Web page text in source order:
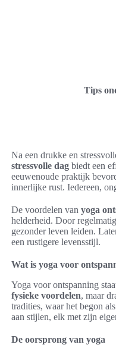
Tips
Na een drukke en
stressvolle dag biedt een
eeuwenoude praktijk
innerlijke rust. Iedereen,
De voordelen van yoga
helderheid. Door regelmatig
gezonder leven leiden.
een rustigere levensstijl.
Wat is yoga voor
Yoga voor ontspanning
fysieke voordelen, maar
tradities, waar het begon
aan stijlen, elk met zijn
De oorsprong van yoga